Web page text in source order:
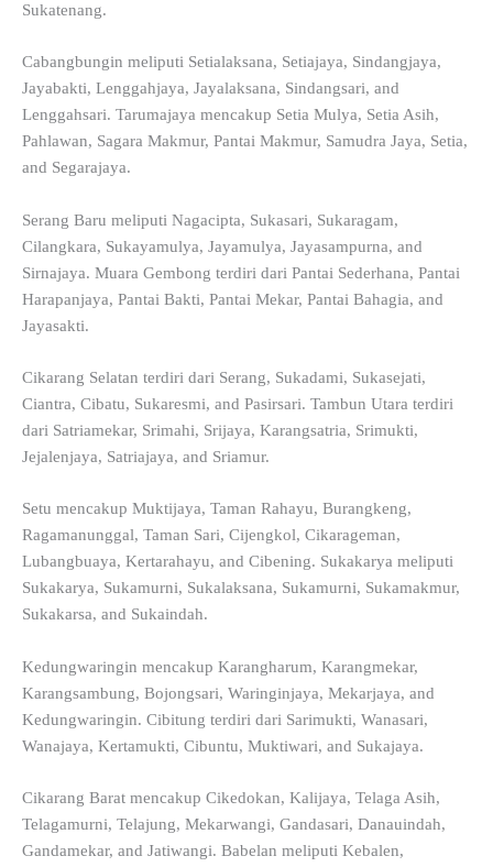
Sukatenang.
Cabangbungin meliputi Setialaksana, Setiajaya, Sindangjaya,
Jayabakti, Lenggahjaya, Jayalaksana, Sindangsari, and
Lenggahsari. Tarumajaya mencakup Setia Mulya, Setia Asih,
Pahlawan, Sagara Makmur, Pantai Makmur, Samudra Jaya, Setia,
and Segarajaya.
Serang Baru meliputi Nagacipta, Sukasari, Sukaragam,
Cilangkara, Sukayamulya, Jayamulya, Jayasampurna, and
Sirnajaya. Muara Gembong terdiri dari Pantai Sederhana, Pantai
Harapanjaya, Pantai Bakti, Pantai Mekar, Pantai Bahagia, and
Jayasakti.
Cikarang Selatan terdiri dari Serang, Sukadami, Sukasejati,
Ciantra, Cibatu, Sukaresmi, and Pasirsari. Tambun Utara terdiri
dari Satriamekar, Srimahi, Srijaya, Karangsatria, Srimukti,
Jejalenjaya, Satriajaya, and Sriamur.
Setu mencakup Muktijaya, Taman Rahayu, Burangkeng,
Ragamanunggal, Taman Sari, Cijengkol, Cikarageman,
Lubangbuaya, Kertarahayu, and Cibening. Sukakarya meliputi
Sukakarya, Sukamurni, Sukalaksana, Sukamurni, Sukamakmur,
Sukakarsa, and Sukaindah.
Kedungwaringin mencakup Karangharum, Karangmekar,
Karangsambung, Bojongsari, Waringinjaya, Mekarjaya, and
Kedungwaringin. Cibitung terdiri dari Sarimukti, Wanasari,
Wanajaya, Kertamukti, Cibuntu, Muktiwari, and Sukajaya.
Cikarang Barat mencakup Cikedokan, Kalijaya, Telaga Asih,
Telagamurni, Telajung, Mekarwangi, Gandasari, Danauindah,
Gandamekar, and Jatiwangi. Babelan meliputi Kebalen,